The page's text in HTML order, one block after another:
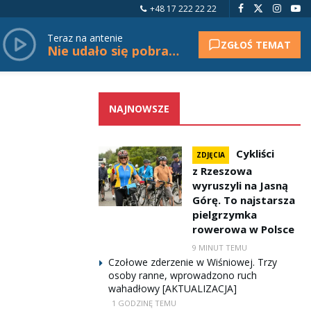
+48 17 222 22 22
Teraz na antenie
Nie udało się pobrać tytułu. ZGŁOŚ TEMAT
NAJNOWSZE
ZDJĘCIA
Cykliści
z Rzeszowa
wyruszyli na Jasną
Górę. To najstarsza
pielgrzymka
rowerowa w Polsce
9 MINUT TEMU
Czołowe zderzenie w Wiśniowej. Trzy
osoby ranne, wprowadzono ruch
wahadłowy [AKTUALIZACJA]
1 GODZINĘ TEMU